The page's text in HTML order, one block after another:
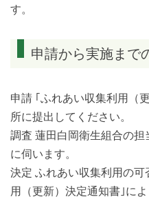
す。
申請から実施まで
申請 ｢ふれあい収集利用（
所に提出してください。
調査 蓮田白岡衛生組合の
に伺います。
決定 ふれあい収集利用の
用（更新）決定通知書｣に